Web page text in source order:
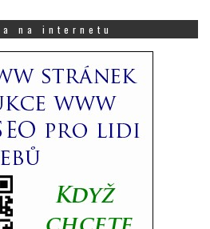
na internetu